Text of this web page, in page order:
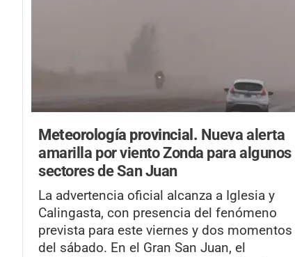
Meteorología provincial. Nueva alerta
amarilla por viento Zonda para algunos
sectores de San Juan
La advertencia oficial alcanza a Iglesia y
Calingasta, con presencia del fenómeno
prevista para este viernes y dos momentos
del sábado. En el Gran San Juan, el